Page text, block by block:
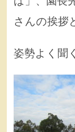
さんの挨拶
姿勢よく聞